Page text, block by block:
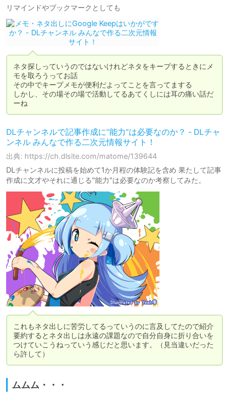
リマインドやブックマークとしても
ネタ探しっていうのではないけれどネタをキープするときにメ
モを取ろうってお話
その中でキープメモが便利だよってことを言ってまする
しかし、その場その場で活動してるあてくしには耳の痛い話だ
ーね
DLチャンネルで記事作成に”能力”は必要なのか？ - DLチャ
ンネル みんなで作る二次元情報サイト！
出典: https://ch.dlsite.com/matome/139644
DLチャンネルに投稿を始めて1か月程の体験記を含め 果たして記事
作成に文才やそれに通じる"能力"は必要なのか考察してみた。
これもネタ出しに苦労してるっていうのに言及してたので紹介
要約するとネタ出しは永遠の課題なので自分自身に折り合いを
つけていこうねっていう感じだと思います。（見当違いだった
ら許して）
ムムム・・・